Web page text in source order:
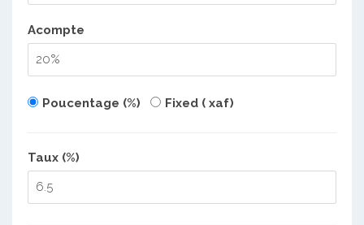
Acompte
Poucentage (%) Fixed ( xaf)
Taux (%)